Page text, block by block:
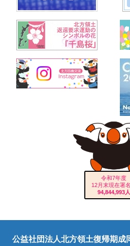
令和7年度
12月末現在署
94,844,993人
公益社団法人北方領土復帰期成